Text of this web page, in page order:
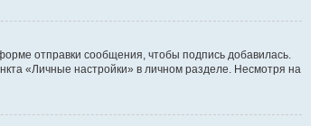
отправки сообщения, чтобы подпись добавилась.
«Личные настройки» в личном разделе. Несмотря на